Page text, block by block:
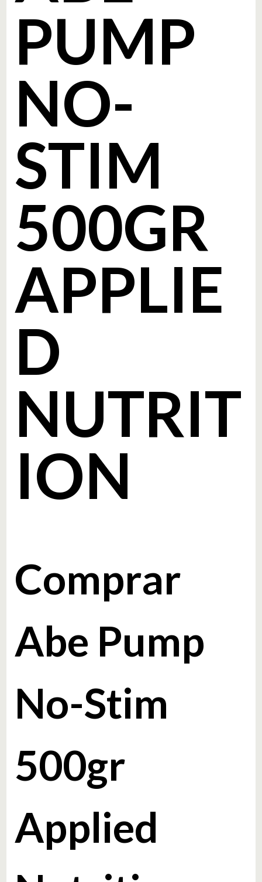
PUMP
NO-
STIM
500GR
APPLIE
D
NUTRIT
ION
Comprar
Abe Pump
No-Stim
500gr
Applied